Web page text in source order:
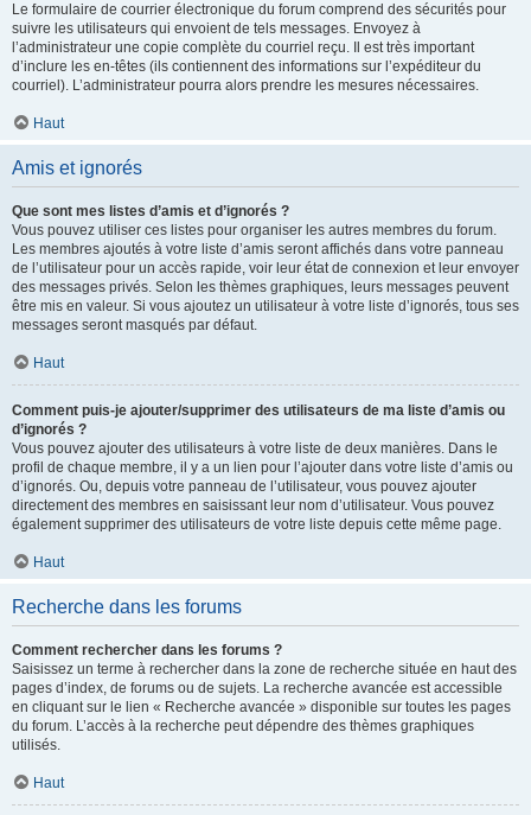
Le formulaire de courrier électronique du forum comprend des sécurités pour
suivre les utilisateurs qui envoient de tels messages. Envoyez à
l’administrateur une copie complète du courriel reçu. Il est très important
d’inclure les en-têtes (ils contiennent des informations sur l’expéditeur du
courriel). L’administrateur pourra alors prendre les mesures nécessaires.
Haut
Amis et ignorés
Que sont mes listes d’amis et d’ignorés ?
Vous pouvez utiliser ces listes pour organiser les autres membres du forum.
Les membres ajoutés à votre liste d’amis seront affichés dans votre panneau
de l’utilisateur pour un accès rapide, voir leur état de connexion et leur envoyer
des messages privés. Selon les thèmes graphiques, leurs messages peuvent
être mis en valeur. Si vous ajoutez un utilisateur à votre liste d’ignorés, tous ses
messages seront masqués par défaut.
Haut
Comment puis-je ajouter/supprimer des utilisateurs de ma liste d’amis ou
d’ignorés ?
Vous pouvez ajouter des utilisateurs à votre liste de deux manières. Dans le
profil de chaque membre, il y a un lien pour l’ajouter dans votre liste d’amis ou
d’ignorés. Ou, depuis votre panneau de l’utilisateur, vous pouvez ajouter
directement des membres en saisissant leur nom d’utilisateur. Vous pouvez
également supprimer des utilisateurs de votre liste depuis cette même page.
Haut
Recherche dans les forums
Comment rechercher dans les forums ?
Saisissez un terme à rechercher dans la zone de recherche située en haut des
pages d’index, de forums ou de sujets. La recherche avancée est accessible
en cliquant sur le lien « Recherche avancée » disponible sur toutes les pages
du forum. L’accès à la recherche peut dépendre des thèmes graphiques
utilisés.
Haut